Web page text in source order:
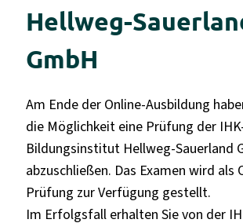
Hellweg-
GmbH
Am Ende der Online-Ausbildung
die Möglichkeit eine Prüfung der
Bildungsinstitut Hellweg-Sauerland
abzuschließen. Das Examen wird als
Prüfung zur Verfügung gestellt.
Im Erfolgsfall erhalten Sie von der